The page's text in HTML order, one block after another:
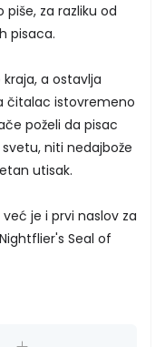
za razliku od
pisaca.
a ostavlja
čitalac istovremeno
poželi da pisac
niti nedajbože
utisak.
je i prvi naslov za
Seal of